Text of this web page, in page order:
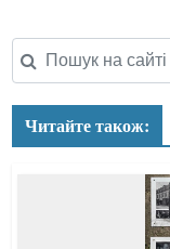
Читайте також: